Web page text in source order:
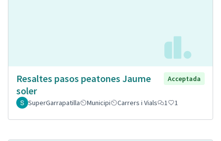
Resaltes pasos peatones Jaume
soler
Acceptada
SuperGarrapatilla Municipi Carrers i Vials 1 1